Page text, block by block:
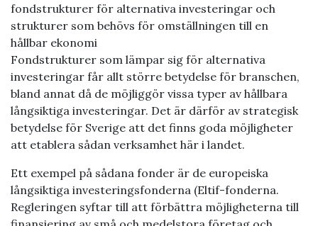
fondstrukturer för alternativa investeringar och
strukturer som behövs för omställningen till en
hållbar ekonomi
Fondstrukturer som lämpar sig för alternativa
investeringar får allt större betydelse för branschen,
bland annat då de möjliggör vissa typer av hållbara
långsiktiga investeringar. Det är därför av strategisk
betydelse för Sverige att det finns goda möjligheter
att etablera sådan verksamhet här i landet.
Ett exempel på sådana fonder är de europeiska
långsiktiga investeringsfonderna (Eltif-fonderna.
Regleringen syftar till att förbättra möjligheterna till